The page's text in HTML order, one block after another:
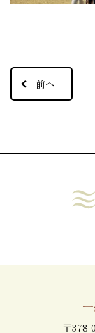
前へ
〒